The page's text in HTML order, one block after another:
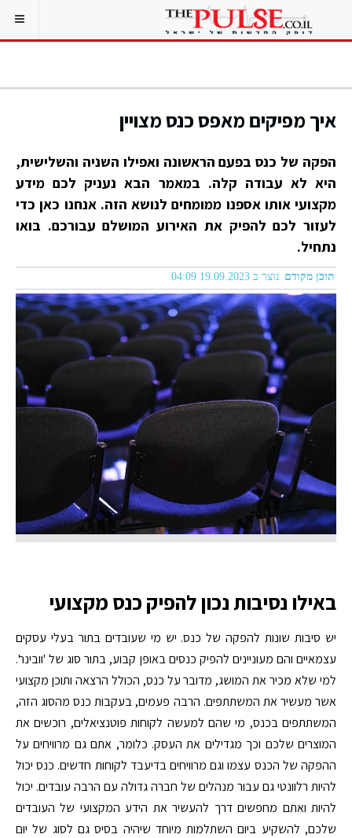
איך מפיקים מאפס כנס מצויין
הפקה של כנס בפעם הראשונה ואפילו השניה והשלישית,
היא לא עבודה קלה. במאמר הבא נעניק לכם מידע
מקצועי אותו אספנו ממומחים לנושא הזה. אנחנו כאן כדי
לעזור לכם להפיק את האירוע המושלם עבורכם. בואו
נתחיל.
תוכן מקודם נוצר ב 19.09.2023 04:09
באילו נסיבות נכון להפיק כנס מקצועי
יש סיבות שונות להפקה של כנס. יש מי שעובדים בתור בעלי עסקים
עצמאיים והם מעוניינים להפיק כנסים באופן קבוע, בתור סוג של 'וובינר'.
למי שלא מכיר את המושג, מדובר על כנס, הכולל הרצאה ותוכן מקצועי
אשר מעשיר את המשתתפים. הרבה פעמים, בעקבות כנס מהסוג הזה,
המשתתפים בכנס, מי שהם למעשה לקוחות פוטנציאלים, רוכשים את
המוצרים שלכם וכך מגדילים את העסק. כלומר, אתם גם מרוויחים על
ההפקה של הכנס עצמו וגם מרוויחים בדיעבד לקוחות חדשים. כנס יכול
להיות רלוונטי גם עבור מנהלים של חברה גדולה עם הרבה עובדים. יכול
להיות ואתם מחפשים דרך להעשיר את הידע המקצועי של העובדים
שלכם, להשקיע ביום השתלמות מיוחד שיהיה בסיס גם לסוג של יום